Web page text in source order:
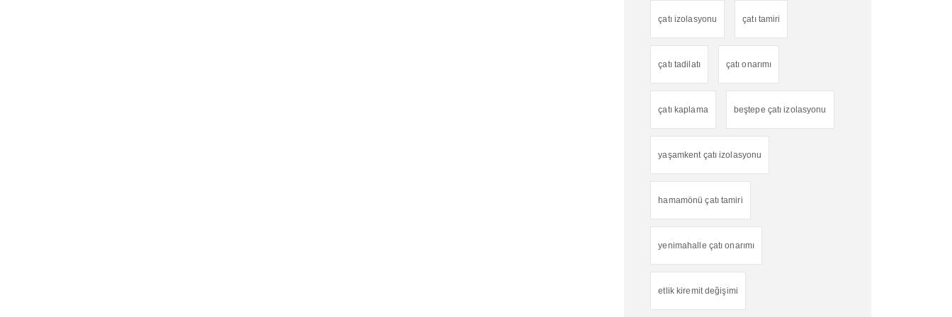
çatı izolasyonu çatı tamiri
çatı tadilatı çatı onarımı
çatı kaplama beştepe çatı izolasyonu
yaşamkent çatı izolasyonu
hamamönü çatı tamiri
yenimahalle çatı onarımı
etlik kiremit değişimi